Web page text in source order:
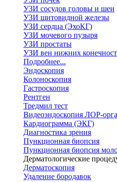
УЗИ сосудов головы и шеи
УЗИ щитовидной железы
УЗИ сердца (ЭхоКГ)
УЗИ мочевого пузыря
УЗИ простаты
УЗИ вен нижних
Подробнее...
Эндоскопия
Колоноскопия
Гастроскопия
Рентген
Тредмил тест
Видеоэндоскопия ЛОР-
Кардиограмма (ЭКГ)
Диагностика зрения
Пункционная биопсия
Пункционная биопсия
Дерматологические
Дерматоскопия
Удаление бородавок